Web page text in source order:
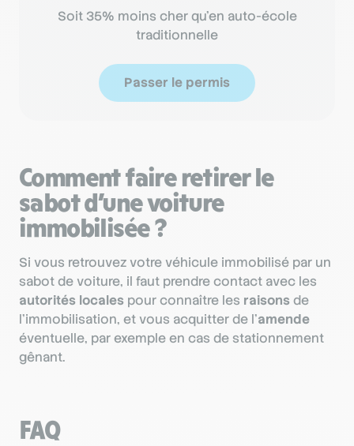
Soit 35% moins cher qu'en auto-école
traditionnelle
Passer le permis
Comment faire retirer le
sabot d’une voiture
immobilisée ?
Si vous retrouvez votre véhicule immobilisé par un
sabot de voiture, il faut prendre contact avec les
autorités locales pour connaître les raisonsde
l’immobilisation, et vous acquitter de l’amende
éventuelle, par exemple en cas de stationnement
gênant.
FAQ